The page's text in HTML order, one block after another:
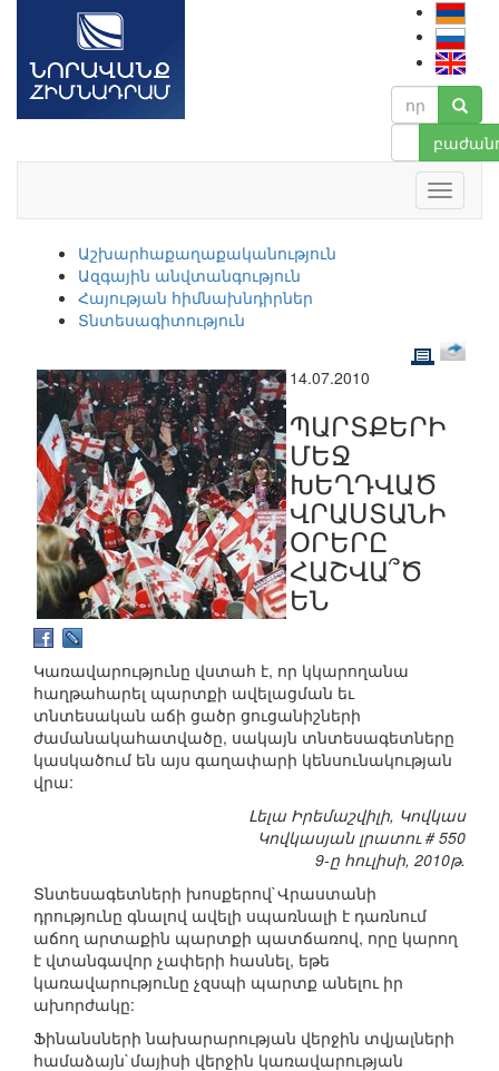
Աշխարհաքաղաքականություն
Ազգային անվտանգություն
Հայության հիմնախնդիրներ
Տնտեսագիտություն
14.07.2010
ՊԱՐՏՔԵՐԻ
ՄԵՋ
ԽԵՂԴՎԱԾ
ՎՐԱՍՏԱՆԻ
ՕՐԵՐԸ
ՀԱՇՎԱ՞Ծ
ԵՆ
Կառավարությունը վստահ է, որ կկարողանա
հաղթահարել պարտքի ավելացման եւ
տնտեսական աճի ցածր ցուցանիշների
ժամանակահատվածը, սակայն տնտեսագետները
կասկածում են այս գաղափարի կենսունակության
վրա:
Լելա Իրեմաշվիլի, Կովկաս
Կովկասյան լրատու # 550
9-ը հուլիսի, 2010թ.
Տնտեսագետների խոսքերով`Վրաստանի
դրությունը գնալով ավելի սպառնալի է դառնում
աճող արտաքին պարտքի պատճառով, որը կարող
է վտանգավոր չափերի հասնել, եթե
կառավարությունը չզսպի պարտք անելու իր
ախորժակը:
Ֆինանսների նախարարության վերջին տվյալների
համաձայն`մայիսի վերջին կառավարության